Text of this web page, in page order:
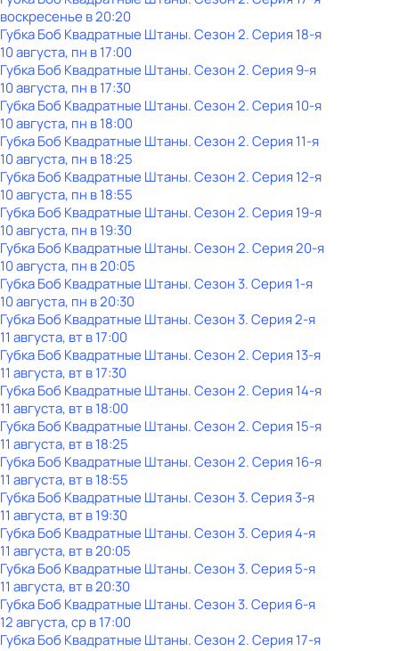
воскресенье в20:20
Губка Боб Квадратные Штаны. Сезон 2. Серия 18-я
10 августа, пн в 17:00
Губка Боб Квадратные Штаны. Сезон 2. Серия 9-я
10 августа, пн в 17:30
Губка Боб Квадратные Штаны. Сезон 2. Серия 10-я
10 августа, пн в 18:00
Губка Боб Квадратные Штаны. Сезон 2. Серия 11-я
10 августа, пн в 18:25
Губка Боб Квадратные Штаны. Сезон 2. Серия 12-я
10 августа, пн в 18:55
Губка Боб Квадратные Штаны. Сезон 2. Серия 19-я
10 августа, пн в 19:30
Губка Боб Квадратные Штаны. Сезон 2. Серия 20-я
10 августа, пн в 20:05
Губка Боб Квадратные Штаны. Сезон 3. Серия 1-я
10 августа, пн в 20:30
Губка Боб Квадратные Штаны. Сезон 3. Серия 2-я
11 августа, вт в 17:00
Губка Боб Квадратные Штаны. Сезон 2. Серия 13-я
11 августа, вт в 17:30
Губка Боб Квадратные Штаны. Сезон 2. Серия 14-я
11 августа, вт в 18:00
Губка Боб Квадратные Штаны. Сезон 2. Серия 15-я
11 августа, вт в 18:25
Губка Боб Квадратные Штаны. Сезон 2. Серия 16-я
11 августа, вт в 18:55
Губка Боб Квадратные Штаны. Сезон 3. Серия 3-я
11 августа, вт в 19:30
Губка Боб Квадратные Штаны. Сезон 3. Серия 4-я
11 августа, вт в 20:05
Губка Боб Квадратные Штаны. Сезон 3. Серия 5-я
11 августа, вт в 20:30
Губка Боб Квадратные Штаны. Сезон 3. Серия 6-я
12 августа, ср в 17:00
Губка Боб Квадратные Штаны. Сезон 2. Серия 17-я